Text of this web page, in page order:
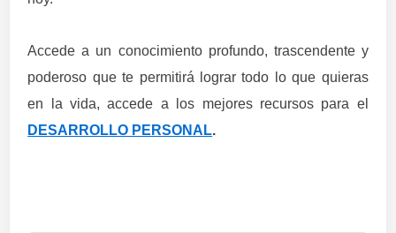
Accede a un conocimiento profundo, trascendente y
poderoso que te permitirá lograr todo lo que quieras
en la vida, accede a los mejores recursos para el
DESARROLLO PERSONAL.